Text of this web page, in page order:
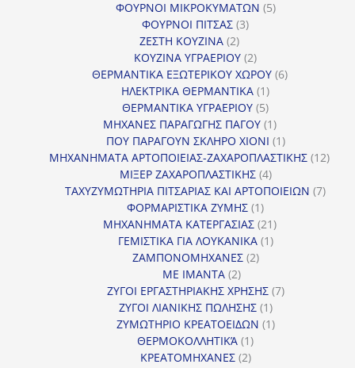
προϊόντα
ΦΟΥΡΝΟΙ ΜΙΚΡΟΚΥΜΑΤΩΝ 55
ΦΟΥΡΝΟΙ ΠΙΤΣΑΣ 33
ΖΕΣΤΗ ΚΟΥΖΙΝΑ 22
προϊόντα
ΚΟΥΖΙΝΑ ΥΓΡΑΕΡΙΟΥ 22
προϊόντα
ΘΕΡΜΑΝΤΙΚΑ ΕΞΩΤΕΡΙΚΟΥ ΧΩΡΟΥ 66
ΗΛΕΚΤΡΙΚΑ ΘΕΡΜΑΝΤΙΚΑ 11
προϊόν
ΘΕΡΜΑΝΤΙΚΑ ΥΓΡΑΕΡΙΟΥ 55
προϊόντα
ΜΗΧΑΝΕΣ ΠΑΡΑΓΩΓΗΣ ΠΑΓΟΥ 11
προϊόν
ΠΟΥ ΠΑΡΑΓΟΥΝ ΣΚΛΗΡΟ ΧΙΟΝΙ 11
προϊόν
ΜΗΧΑΝΗΜΑΤΑ ΑΡΤΟΠΟΙΕΙΑΣ-ΖΑΧΑΡΟΠΛΑΣΤΙΚΗΣ 1212
ΜΙΞΕΡ ΖΑΧΑΡΟΠΛΑΣΤΙΚΗΣ 44
προϊόντα
ΤΑΧΥΖΥΜΩΤΗΡΙΑ ΠΙΤΣΑΡΙΑΣ ΚΑΙ ΑΡΤΟΠΟΙΕΙΩΝ 77
ΦΟΡΜΑΡΙΣΤΙΚΑ ΖΥΜΗΣ 11
προϊόν
ΜΗΧΑΝΗΜΑΤΑ ΚΑΤΕΡΓΑΣΙΑΣ 2121
προϊόντα
ΓΕΜΙΣΤΙΚΑ ΓΙΑ ΛΟΥΚΑΝΙΚΑ 11
ΖΑΜΠΟΝΟΜΗΧΑΝΕΣ 22
ΜΕ ΙΜΑΝΤΑ 22
προϊόντα
ΖΥΓΟΙ ΕΡΓΑΣΤΗΡΙΑΚΗΣ ΧΡΗΣΗΣ 77
ΖΥΓΟΙ ΛΙΑΝΙΚΗΣ ΠΩΛΗΣΗΣ 11
προϊόν
ΖΥΜΩΤΗΡΙΟ ΚΡΕΑΤΟΕΙΔΩΝ 11
ΘΕΡΜΟΚΟΛΛΗΤΙΚΆ 11
προϊόν
ΚΡΕΑΤΟΜΗΧΑΝΕΣ 22